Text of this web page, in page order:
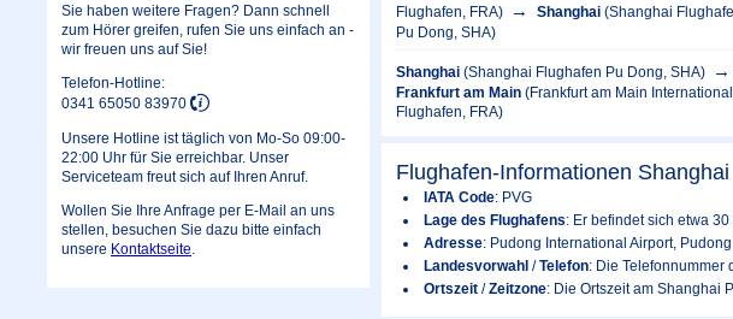
Flughafen, FRA)
Shanghai (Shanghai
Pu Dong, SHA)
Shanghai (Shanghai Flughafen Pu Dong, SHA)
Frankfurt am Main (Frankfurt am Main
Flughafen, FRA)
Flughafen-Informationen Shanghai
IATA Code: PVG
Lage des Flughafens: Er befindet sich etwa
Adresse: Pudong International Airport,
Landesvorwahl /Telefon: Die Telefonnummer
Ortszeit /Zeitzone: Die Ortszeit am Shanghai
Sie haben weitere Fragen? Dann schnell
zum Hörer greifen, rufen Sie uns einfach an -
wir freuen uns auf Sie!
Telefon-Hotline:
0341 65050 83970
Unsere Hotline ist täglich von Mo-So 09:00-
22:00 Uhr für Sie erreichbar. Unser
Serviceteam freut sich auf Ihren Anruf.
Wollen Sie Ihre Anfrage per E-Mail an uns
stellen, besuchen Sie dazu bitte einfach
unsere Kontaktseite